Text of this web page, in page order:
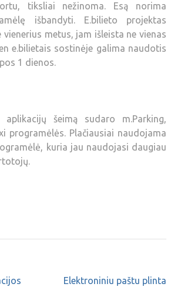
tiksliai nežinoma. Esą norima
išbandyti. E.bilieto projektas
metus, jam išleista ne vienas
e.bilietais sostinėje galima naudotis
1 dienos.
aplikacijų šeimą sudaro m.Parking,
programėlės. Plačiausiai naudojama
kuria jau naudojasi daugiau
Elektroniniu paštu plinta